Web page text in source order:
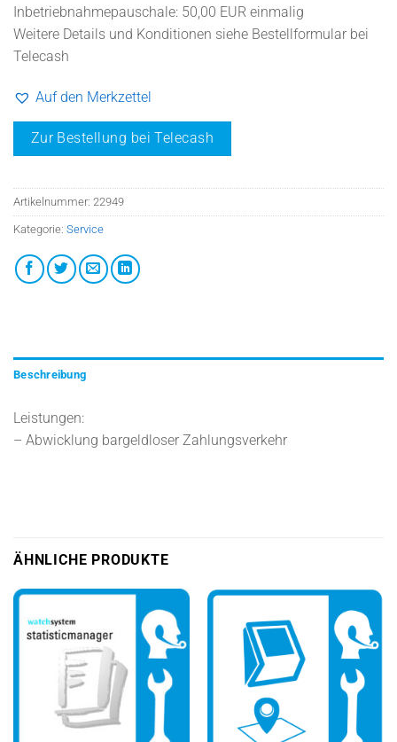
Inbetriebnahmepauschale: 50,00 EUR einmalig
Weitere Details und Konditionen siehe Bestellformular bei
Telecash
Auf den Merkzettel
Zur Bestellung bei Telecash
Artikelnummer: 22949
Kategorie: Service
Beschreibung
Leistungen:
– Abwicklung bargeldloser Zahlungsverkehr
ÄHNLICHE PRODUKTE